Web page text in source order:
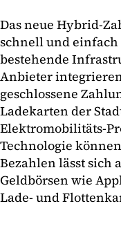
Das neue Hybrid-
schnell und
bestehende
Anbieter
geschlossene
Ladekarten der
Elektromobilitäts-
Technologie
Bezahlen lässt sich
Geldbörsen wie
Lade- und